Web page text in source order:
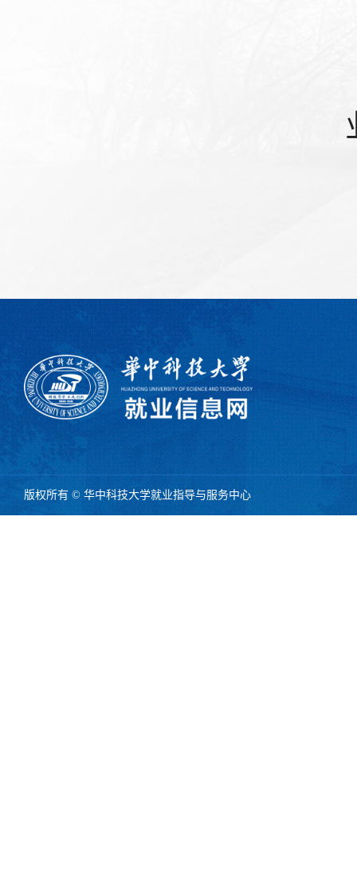
版权所有 © 华中科技大学就业指导与服务中心